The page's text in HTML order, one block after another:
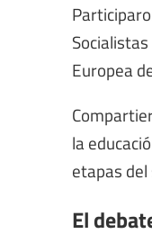
Europea
la
etapas
El